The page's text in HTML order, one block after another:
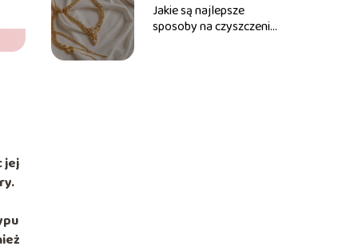
jej
Jakie są najlepsze
sposoby na czyszczenie